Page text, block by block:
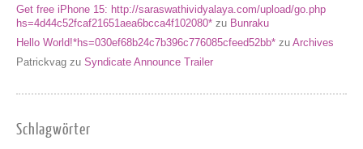
Get free iPhone 15: http://saraswathividyalaya.com/upload/go.php
hs=4d44c52fcaf21651aea6bcca4f102080* zu Bunraku
Hello World!*hs=030ef68b24c7b396c776085cfeed52bb* zu Archives
Patrickvag zu Syndicate Announce Trailer
Schlagwörter